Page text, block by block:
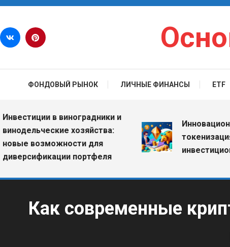
Перейти к содержимому
ФОНДОВЫЙ РЫНОК ЛИЧНЫЕ ФИНАНСЫ ETF
в виноградники и
хозяйства:
возможности для
портфеля
Инновационные
токенизация
инвестиционный
Как современные